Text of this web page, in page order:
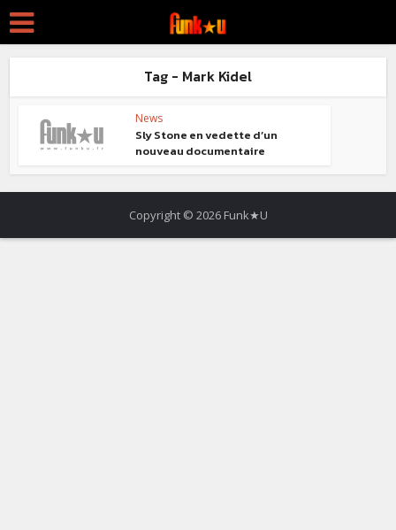
Tag - Mark Kidel
News
Sly Stone en vedette d’un
nouveau documentaire
Copyright © 2026 Funk★U